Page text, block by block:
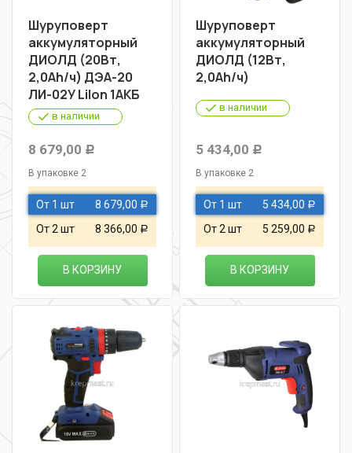
Шуруповерт
аккумуляторный
ДИОЛД (20Вт,
2,0Ah/ч) ДЭА-20
ЛИ-02У LiIon 1АКБ
в наличии
8 679,00 Р
В упаковке 2
От 1 шт 8 679,00 Р
От 2 шт 8 366,00 Р
В КОРЗИНУ
Шуруповерт
аккумуляторный
ДИОЛД (12Вт,
2,0Ah/ч)
в наличии
5 434,00 Р
В упаковке 2
От 1 шт 5 434,00 Р
От 2 шт 5 259,00 Р
В КОРЗИНУ